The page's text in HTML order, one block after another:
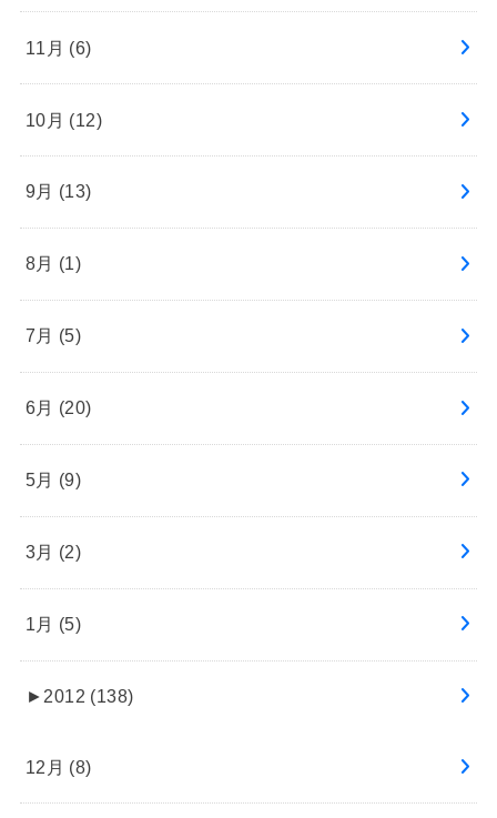
11月 (6)
10月 (12)
9月 (13)
8月 (1)
7月 (5)
6月 (20)
5月 (9)
3月 (2)
1月 (5)
► 2012 (138)
12月 (8)